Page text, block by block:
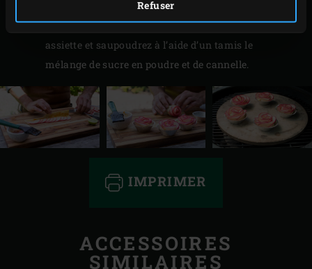
Refuser
poudre et la cannelle.
Démoulez les tartelettes, disposez-les sur une petite
assiette et saupoudrez à l’aide d’un tamis le
mélange de sucre en poudre et de cannelle.
IMPRIMER
ACCESSOIRES
SIMILAIRES